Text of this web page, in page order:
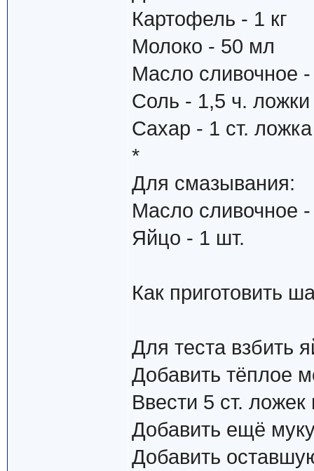
Картофель - 1 кг
Молоко - 50 мл
Масло сливочное -
Соль - 1,5 ч. ложки
Сахар - 1 ст. ложка
*
Для смазывания:
Масло сливочное -
Яйцо - 1 шт.
Как приготовить
Для теста взбить
Добавить тёплое
Ввести 5 ст.
Добавить ещё
Добавить